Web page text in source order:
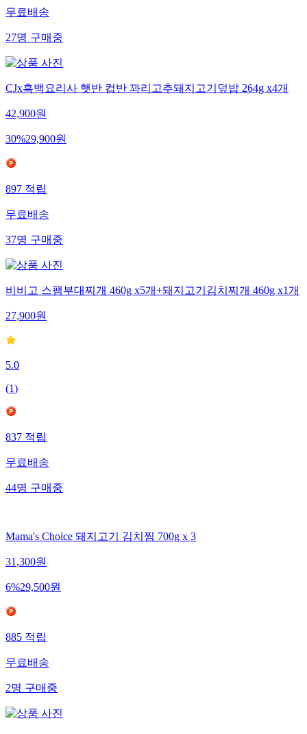
무료배송
27명구매중
CJx흑백요리사 햇반 컵반 꽈리고추돼지고기덮밥 264g x4개
42,900원
30%29,900원
897적립
무료배송
37명구매중
비비고 스팸부대찌개 460g x5개+돼지고기김치찌개 460g x1개
27,900원
5.0
(1)
837적립
무료배송
44명구매중
Mama's Choice 돼지고기 김치찜 700g x 3
31,300원
6%29,500원
885적립
무료배송
2명구매중